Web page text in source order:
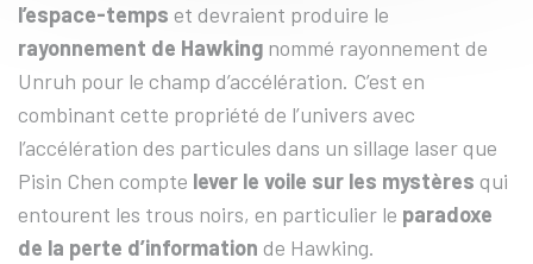
l’espace-temps et devraient produire le
rayonnement de Hawking nommé rayonnement de
Unruh pour le champ d’accélération. C’est en
combinant cette propriété de l’univers avec
l’accélération des particules dans un sillage laser que
Pisin Chen compte lever le voile sur les mystères qui
entourent les trous noirs, en particulier le paradoxe
de la perte d’information de Hawking.